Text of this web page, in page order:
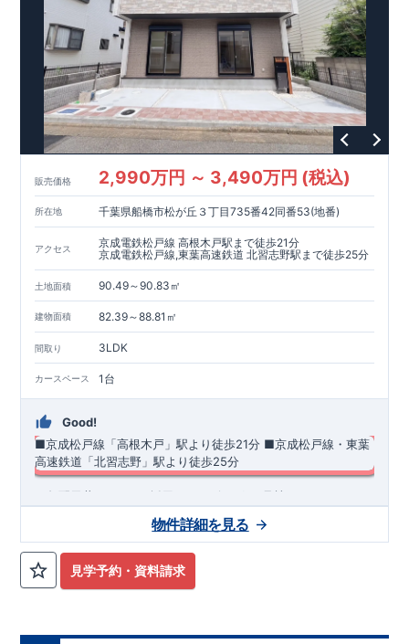
い♪ 東栄住宅 松戸営業所 TEL:047-394-1321
スマートフォンで見やすい特設サイトはこちら
https://www.e-blooming.com/bukken/21075005/
販売価格 2,990万円 ～ 3,490万円 (税込)
所在地 千葉県船橋市松が丘３丁目735番42同番53(地番)
アクセス
京成電鉄松戸線 高根木戸駅まで徒歩21分
京成電鉄松戸線,東葉高速鉄道 北習志野駅まで徒歩25分
土地面積 90.49～90.83㎡
建物面積 82.39～88.81㎡
間取り 3LDK
カースペース 1台
Good!
■京成松戸線「高根木戸」駅より徒歩21分 ​■京成松戸線・東葉
高速鉄道「北習志野」駅より徒歩25分
​・勾配天井+ロフトを採用したリビング（1号棟）♪ ・スマート
たら嬉しい土間収納を採用！ ​・2階2部屋から行き来できるワイ
ス
【教育施設】◎ 古和釜小学校 約170m(徒歩約3分) ◎ 古和釜
中学校 約860m(徒歩約11分)
住宅性能評価 W取得(設計・建設)
見学予約・資料請求
物件詳細を見る